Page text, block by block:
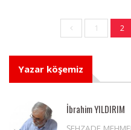
1 2
Yazar köşemiz
İbrahim YILDIRIM